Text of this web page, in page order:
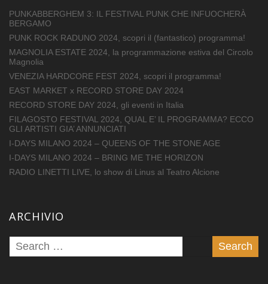
PUNKABBERGHEM 3: IL FESTIVAL PUNK CHE INFUOCHERÀ
BERGAMO
PUNK ROCK RADUNO 2024, scopri il (fantastico) programma!
MAGNOLIA ESTATE 2024, la programmazione estiva del Circolo
Magnolia
VENEZIA HARDCORE FEST 2024, scopri il programma!
EAST MARKET x RECORD STORE DAY 2024
RECORD STORE DAY 2024, gli eventi in Italia
FILAGOSTO FESTIVAL 2024, QUAL E’ IL PROGRAMMA? ECCO
GLI ARTISTI GIA’ ANNUNCIATI
I-DAYS MILANO 2024 – QUEENS OF THE STONE AGE
I-DAYS MILANO 2024 – BRING ME THE HORIZON
RADIO LINETTI LIVE, lo show di Linus al Teatro Alcione
ARCHIVIO